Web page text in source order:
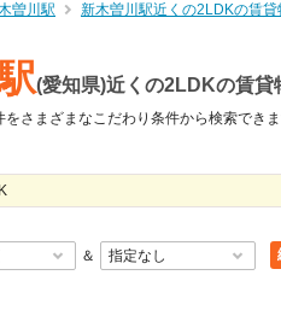
曽川駅 新木曽川駅近くの2LDKの賃
(愛知県)近くの2LDKの賃貸
をさまざまなこだわり条件から検索できま
＆